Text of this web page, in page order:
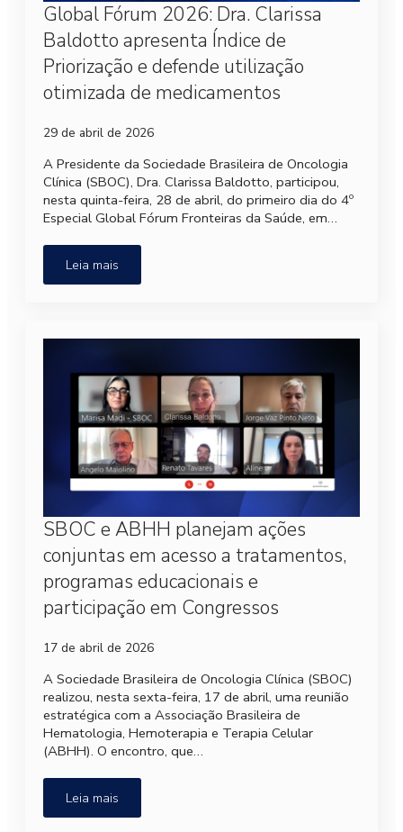
Global Fórum 2026: Dra. Clarissa
Baldotto apresenta Índice de
Priorização e defende utilização
otimizada de medicamentos
29 de abril de 2026
A Presidente da Sociedade Brasileira de Oncologia
Clínica (SBOC), Dra. Clarissa Baldotto, participou,
nesta quinta-feira, 28 de abril, do primeiro dia do 4º
Especial Global Fórum Fronteiras da Saúde, em…
Leia mais
SBOC e ABHH planejam ações
conjuntas em acesso a tratamentos,
programas educacionais e
participação em Congressos
17 de abril de 2026
A Sociedade Brasileira de Oncologia Clínica (SBOC)
realizou, nesta sexta-feira, 17 de abril, uma reunião
estratégica com a Associação Brasileira de
Hematologia, Hemoterapia e Terapia Celular
(ABHH). O encontro, que…
Leia mais